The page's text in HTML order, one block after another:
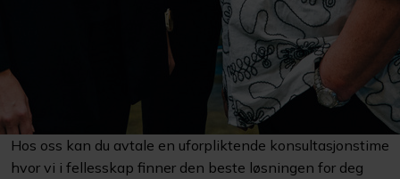
Hos oss kan du avtale en uforpliktende konsultasjonstime
hvor vi i fellesskap finner den beste løsningen for deg